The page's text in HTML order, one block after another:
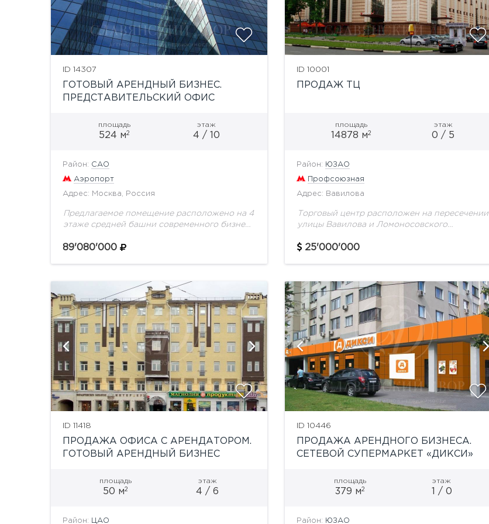
ID 14307
ГОТОВЫЙ АРЕНДНЫЙ БИЗНЕС.
ПРЕДСТАВИТЕЛЬСКИЙ ОФИС
площадь
524 м2
этаж
4 / 10
Район: САО
Аэропорт
Адрес: Москва, Россия
Предлагаемое помещение расположено на 4
этаже средней башни современного бизнес-
площадью 524,1 кв.м имеет кабинетную
89'080'000
ID 10001
ПРОДАЖ ТЦ
площадь
14878 м2
этаж
0 / 5
Район: ЮЗАО
Профсоюзная
Адрес: Вавилова
Торговый центр расположен на пересечении
улицы Вавилова и Ломоносовского
Профсоюзная. В торговых павильонах
25'000'000
ID 11418
ПРОДАЖА ОФИСА С АРЕНДАТОРОМ.
ГОТОВЫЙ АРЕНДНЫЙ БИЗНЕС
площадь
50 м2
этаж
4 / 6
Район: ЦАО
ID 10446
ПРОДАЖА АРЕНДНОГО БИЗНЕСА.
СЕТЕВОЙ СУПЕРМАРКЕТ «ДИКСИ»
площадь
379 м2
этаж
1 / 0
Район: ЮЗАО
показать ещё 1 фотографию